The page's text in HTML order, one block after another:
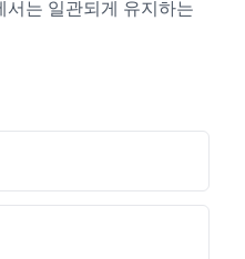
는 일관되게 유지하는